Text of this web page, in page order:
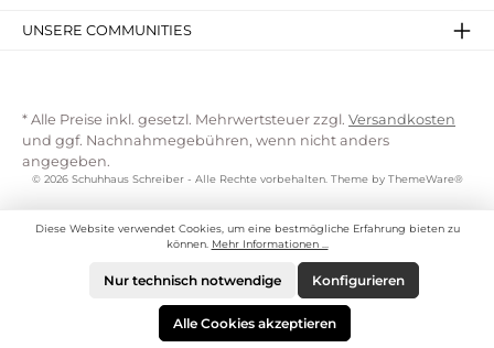
UNSERE COMMUNITIES
* Alle Preise inkl. gesetzl. Mehrwertsteuer zzgl. Versandkosten
und ggf. Nachnahmegebühren, wenn nicht anders
angegeben.
© 2026 Schuhhaus Schreiber - Alle Rechte vorbehalten. Theme by ThemeWare®
Diese Website verwendet Cookies, um eine bestmögliche Erfahrung bieten zu
können. Mehr Informationen ...
Nur technisch notwendige Konfigurieren
Alle Cookies akzeptieren